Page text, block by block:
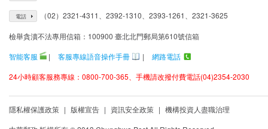
電話 （02）2321-4311、2392-1310、2393-1261、2321-3625
檢舉貪瀆不法專用信箱：100900 臺北北門郵局第610號信箱
智能客服
| 客服專線語音操作手冊 |
網路電話
24小時顧客服務專線：0800-700-365、手機請改撥付費電話(04)2354-2030
隱私權保護政策 | 版權宣告 | 資訊安全政策 | 機構投資人盡職治理